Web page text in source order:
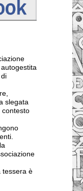
slegata
contesto
tessera è